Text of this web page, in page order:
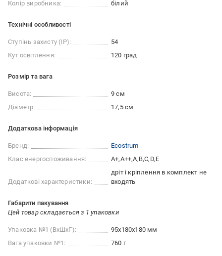
Колір виробника: білий
Технічні особливості
Ступінь захисту (IP):
54
Кут освітлення:
120 град
Розмір та вага
Висота:
9 см
Діаметр:
17,5 см
Додаткова інформація
Бренд:
Ecostrum
Клас енергоспоживання:
A+ A++ A B C D E
Додаткові характеристики:
дріт і кріплення в комплект не
входять
Габарити пакування
Цей товар складається з 1 упаковки
Упаковка №1 (ВхШхГ):
95x180x180 мм
Вага упаковки №1:
760 г